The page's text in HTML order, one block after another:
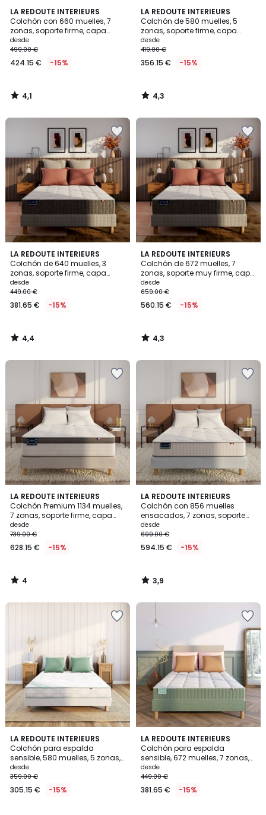
LA REDOUTE INTERIEURS
Colchón con 660 muelles, 7
zonas, soporte firme, capa
superior mullida
desde
499.00 €
424.15 € -15%
4,1
/ 5
4,1
/
LA REDOUTE INTERIEURS
Colchón de 580 muelles, 5
zonas, soporte firme, capa
superior envolvente
desde
419.00 €
356.15 € -15%
4,3
/ 5
4,3
/
LA REDOUTE INTERIEURS
Colchón de 640 muelles, 3
zonas, soporte firme, capa
superior mullida
desde
449.00 €
381.65 € -15%
4,4
/ 5
4,4
/
LA REDOUTE INTERIEURS
Colchón de 672 muelles, 7
zonas, soporte muy firme, capa
superior mullida
desde
659.00 €
560.15 € -15%
4,3
/ 5
4,3
/
LA REDOUTE INTERIEURS
Colchón Premium 1134 muelles,
7 zonas, soporte firme, capa
superior con memoria de
forma
desde
739.00 €
628.15 € -15%
4
/
5
4
/
LA REDOUTE INTERIEURS
Colchón con 856 muelles
ensacados, 7 zonas, soporte
firme, sensación inicial
envolvente
desde
699.00 €
594.15 € -15%
3,9
/ 5
3,9
/
LA REDOUTE INTERIEURS
Colchón para espalda
sensible, 580 muelles, 5 zonas,
soporte firme, sensación inicial
mullida
desde
359.00 €
305.15 € -15%
4,1
/ 5
LA REDOUTE INTERIEURS
Colchón para espalda
sensible, 672 muelles, 7 zonas,
soporte firme, sensación inicial
mullida
desde
449.00 €
381.65 € -15%
4,1
/ 5